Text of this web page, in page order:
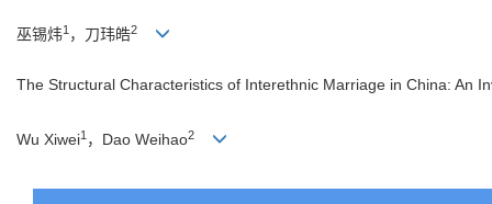
巫锡炜1 ，刀玮皓2
The Structural Characteristics of Interethnic Marriage in China: An
Wu Xiwei1 ，Dao Weihao2